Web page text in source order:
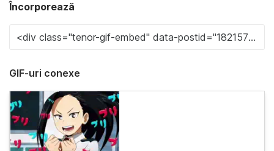
Încorporează
GIF-uri conexe